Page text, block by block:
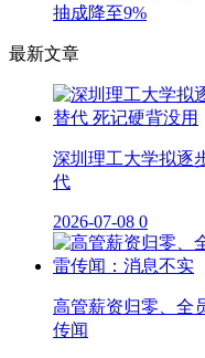
抽成降至9%
最新文章
深圳理工大学拟逐
代
2026-07-08 0
高管薪资归零、全
传闻